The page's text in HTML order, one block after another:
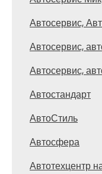
Автосервис,
Автосервис,
Автосервис,
Автостандарт
АвтоСтиль
Автосфера
Автотехцентр